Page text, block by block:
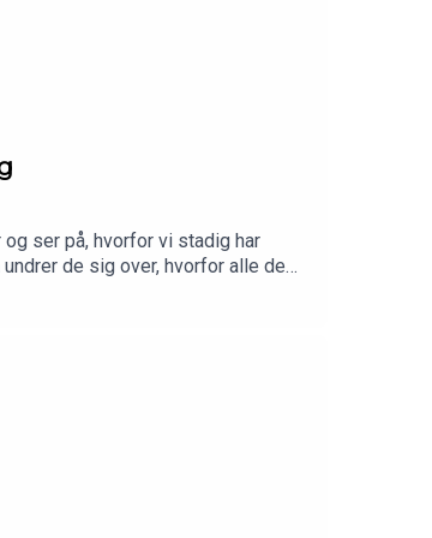
som er den norske pendant til
ser på, hvorfor vi stadig har
de sig over, hvorfor alle de
redaktør på Altinget, og
fredag 7. august. Afgang er